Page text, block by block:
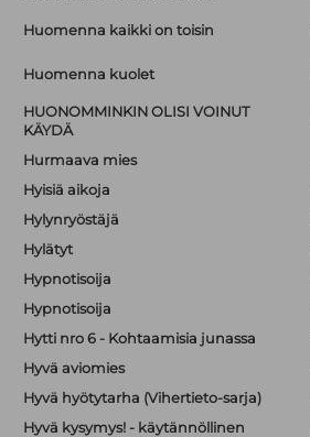
Huomenna kaikki on toisin
Huomenna kuolet
HUONOMMINKIN OLISI VOINUT
KÄYDÄ
Hurmaava mies
Hyisiä aikoja
Hylynryöstäjä
Hylätyt
Hypnotisoija
Hypnotisoija
Hytti nro 6 - Kohtaamisia junassa
Hyvä aviomies
Hyvä hyötytarha (Vihertieto-sarja)
Hyvä kysymys! - käytännöllinen